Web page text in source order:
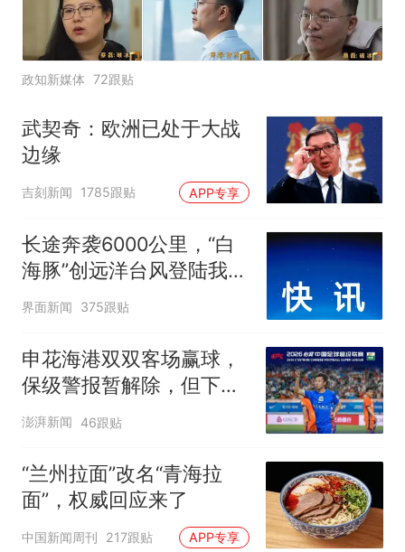
政知新媒体 72跟贴
武契奇：欧洲已处于大战
边缘
吉刻新闻 1785跟贴 APP专享
长途奔袭6000公里，“白
海豚”创远洋台风登陆我国
纪录
界面新闻 375跟贴
申花海港双双客场赢球，
保级警报暂解除，但下一
轮才是生死战
澎湃新闻 46跟贴
“兰州拉面”改名“青海拉
面”，权威回应来了
中国新闻周刊 217跟贴 APP专享